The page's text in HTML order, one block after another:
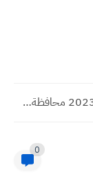
نتائج السادس الابتدائي 2023 محافظة ديالى الدور الاول
0